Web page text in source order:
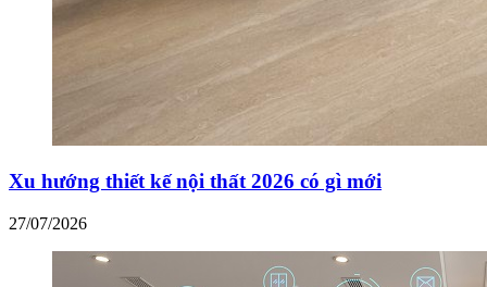
Xu hướng thiết kế nội thất 2026 có gì mới
27/07/2026